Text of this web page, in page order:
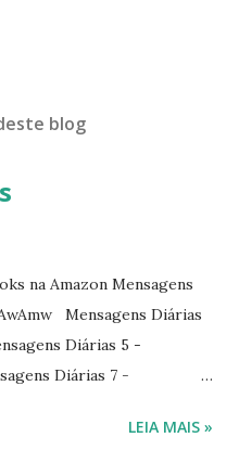
blog
na Amazon Mensagens
Mensagens Diárias
Diárias 5 -
Diárias 7 -
Diárias 10 -
LEIA MAIS »